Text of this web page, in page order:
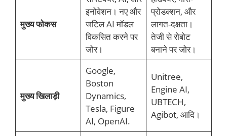
मुख्य फोकस
इनोवेशन। नए और
जटिल AI मॉडल
विकसित करने पर
जोर।
प्रोडक्शन, और
लागत-दक्षता।
तेजी से रोबोट
बनाने पर जोर।
मुख्य खिलाड़ी
Google,
Boston
Dynamics,
Tesla, Figure
AI, OpenAI.
Unitree,
Engine AI,
UBTECH,
Agibot, आदि।